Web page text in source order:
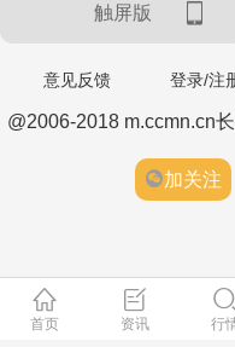
触屏版
意见反馈 登录/注
@2006-2018 m.ccmn.cn
加关注
首页 资讯 行